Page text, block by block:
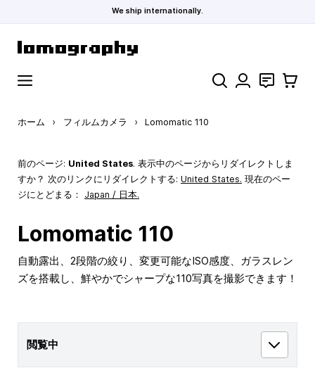
We ship internationally.
検索 お問い合わ
カート
ホーム › フィルムカメラ › Lomomatic 110
前のページ: United States. 表示中のページからリダイレクトしま
すか？ 次のリンクにリダイレクトする: United States. 現在のペー
ジにとどまる： Japan / 日本.
Lomomatic 110
自動露出、2段階の絞り、変更可能なISO感度、ガラスレン
ズを搭載し、鮮やかでシャープな110写真を撮影できます！
閲覧中